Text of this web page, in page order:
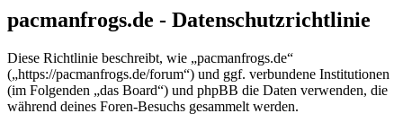
pacmanfrogs.de - Datenschutzrichtlinie
Diese Richtlinie beschreibt, wie „pacmanfrogs.de“
(„https://pacmanfrogs.de/forum“) und ggf. verbundene Institutionen
(im Folgenden „das Board“) und phpBB die Daten verwenden, die
während deines Foren-Besuchs gesammelt werden.